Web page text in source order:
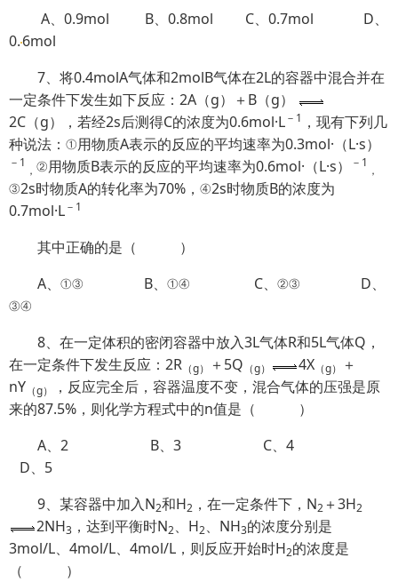
A、0.9mol B、0.8mol C、0.7mol D、
0.6mol
7、将0.4molA气体和2molB气体在2L的容器中混合并在
一定条件下发生如下反应：2A（g）＋B（g）
2C（g），若经2s后测得C的浓度为0.6mol·L－ 1 ，现有下列几
种说法：①用物质A表示的反应的平均速率为0.3mol·（L·s）
－ 1
， ②用物质B表示的反应的平均速率为0.6mol·（L·s） － 1
，
③2s时物质A的转化率为70%，④2s时物质B的浓度为
0.7mol·L－ 1
其中正确的是（ ）
A、①③ B、①④ C、②③ D、
③④
8、在一定体积的密闭容器中放入3L气体R和5L气体Q，
在一定条件下发生反应：2R （g） ＋5Q （g） 4X （g）
＋
nY （g）
，反应完全后，容器温度不变，混合气体的压强是原
来的87.5%，则化学方程式中的n值是（ ）
A、2 B、3 C、4
D、5
9、某容器中加入N2和H2 ，在一定条件下，N2 ＋3H2
2NH3 ，达到平衡时N2、H2、NH3的浓度分别是
3mol/L、4mol/L、4mol/L，则反应开始时H2的浓度是
（ ）